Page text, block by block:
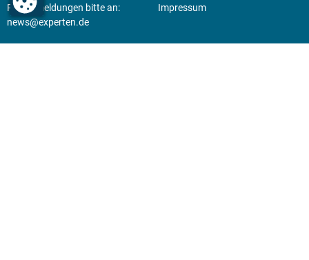
Pressemeldungen bitte an:
news@experten.de
Impressum